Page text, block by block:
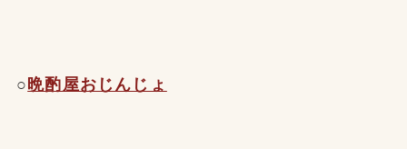
○晩酌屋おじんじょ